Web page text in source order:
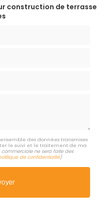
construction de terrasse
des données transmises
le suivi et le traitement de ma
commerciale ne sera faite des
de confidentialité)